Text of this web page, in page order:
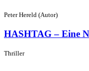
Peter Hereld (Autor)
HASHTAG – Eine
Thriller